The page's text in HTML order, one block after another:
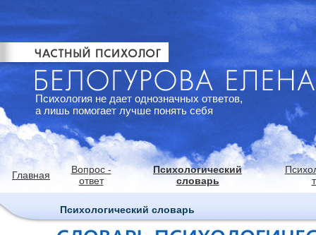
Психология не дает однозначных ответов,
а лишь помогает лучше понять себя
Главная
Вопрос -
ответ
Психологический
словарь
Психологический словарь